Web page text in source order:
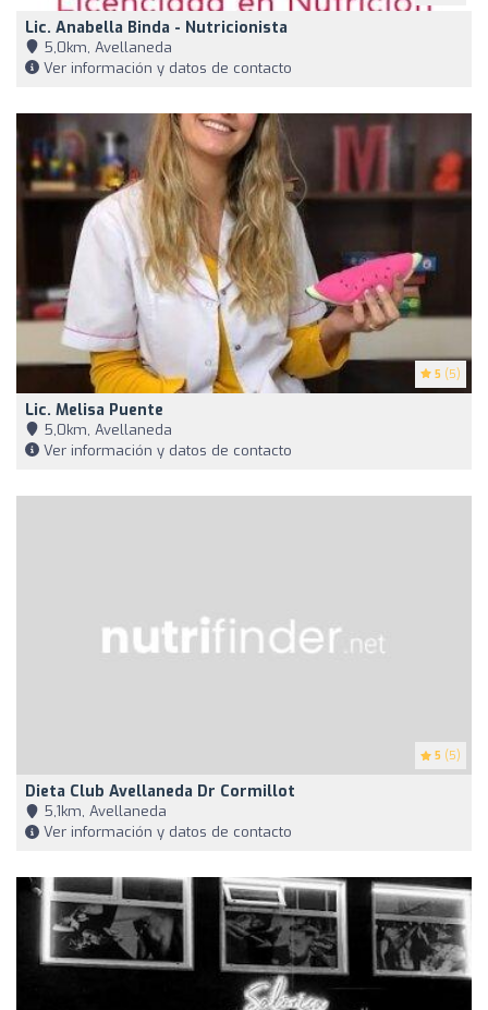
Lic. Anabella Binda - Nutricionista
5,0km, Avellaneda
Ver información y datos de contacto
5 (5)
Lic. Melisa Puente
5,0km, Avellaneda
Ver información y datos de contacto
5 (5)
Dieta Club Avellaneda Dr Cormillot
5,1km, Avellaneda
Ver información y datos de contacto